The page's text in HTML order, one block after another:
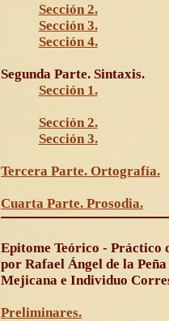
Sección 2.
Sección 3.
Sección 4.
Segunda Parte. Sintaxis.
Sección 1.
Sección 2.
Sección 3.
Tercera Parte. Ortografía.
Cuarta Parte. Prosodia.
Epitome Teórico - Práctico
por Rafael Ángel de la
Mejicana e Individuo
Preliminares.